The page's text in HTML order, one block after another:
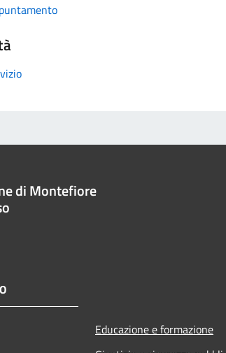
di Montefiore
Educazione e formazione